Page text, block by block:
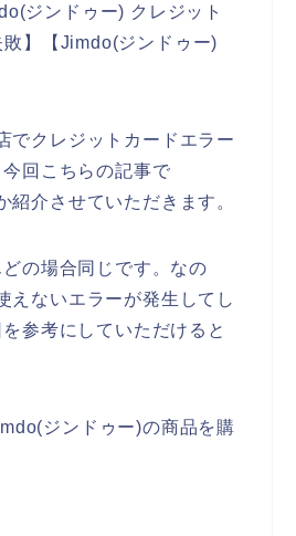
ジンドゥー) クレジット
】【Jimdo(ジンドゥー)
でクレジットカードエラー
回こちらの記事で
介させていただきます。
の場合同じです。なの
えないエラーが発生してし
参考にしていただけると
ジンドゥー)の商品を購